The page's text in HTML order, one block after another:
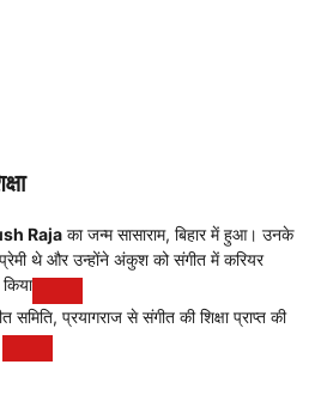
Raja का जन्म सासाराम, बिहार में हुआ। उनके
प्रेमी थे और उन्होंने अंकुश को संगीत में करियर
समिति, प्रयागराज से संगीत की शिक्षा प्राप्त की